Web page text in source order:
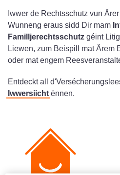
Iwwer de Rechtsschutz vun
Wunneng eraus sidd Dir mam
Familljerechtsschutz géint
Liewen, zum Beispill mat Ärem
oder mat engem
Entdeckt all
Iwwersiicht ënnen.